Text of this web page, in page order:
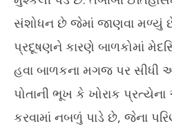
સંશોધન છે જેમાં જાણવા મળ્યું છે
પ્રદૂષણને કારણે બાળકોમાં
હવા બાળકના મગજ પર
પોતાની ભૂખ કે ખોરાક
કરવામાં નબળું પાડે છે, જેના